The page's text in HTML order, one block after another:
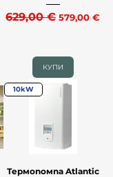
Редовна цена
629,00 € Продажна
579,00 €
КУПИ
10kW
Термопомпа Atlantic